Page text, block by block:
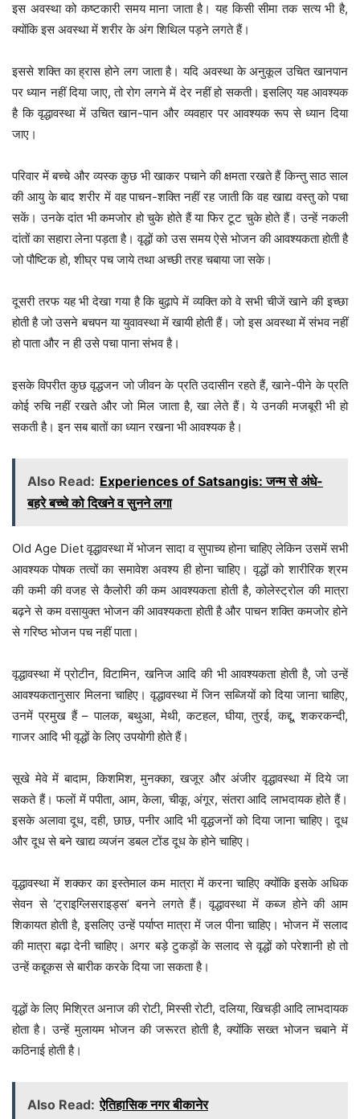
इस अवस्था को कष्टकारी समय माना जाता है। यह किसी सीमा तक सत्य भी है,
क्योंकि इस अवस्था में शरीर के अंग शिथिल पड़ने लगते हैं।
इससे शक्ति का ह्रास होने लग जाता है। यदि अवस्था के अनुकूल उचित खानपान
पर ध्यान नहीं दिया जाए, तो रोग लगने में देर नहीं हो सकती। इसलिए यह आवश्यक
है कि वृद्धावस्था में उचित खान-पान और व्यवहार पर आवश्यक रूप से ध्यान दिया
जाए।
परिवार में बच्चे और व्यस्क कुछ भी खाकर पचाने की क्षमता रखते हैं किन्तु साठ साल
की आयु के बाद शरीर में वह पाचन-शक्ति नहीं रह जाती कि वह खाद्य वस्तु को पचा
सकें। उनके दांत भी कमजोर हो चुके होते हैं या फिर टूट चुके होते हैं। उन्हें नकली
दांतों का सहारा लेना पड़ता है। वृद्धों को उस समय ऐसे भोजन की आवश्यकता होती है
जो पौष्टिक हो, शीघ्र पच जाये तथा अच्छी तरह चबाया जा सके।
दूसरी तरफ यह भी देखा गया है कि बुढ़ापे में व्यक्ति को वे सभी चीजें खाने की इच्छा
होती है जो उसने बचपन या युवावस्था में खायी होती हैं। जो इस अवस्था में संभव नहीं
हो पाता और न ही उसे पचा पाना संभव है।
इसके विपरीत कुछ वृद्धजन जो जीवन के प्रति उदासीन रहते हैं, खाने-पीने के प्रति
कोई रुचि नहीं रखते और जो मिल जाता है, खा लेते हैं। ये उनकी मजबूरी भी हो
सकती है। इन सब बातों का ध्यान रखना भी आवश्यक है।
Also Read: Experiences of Satsangis: जन्म से अंधे-
बहरे बच्चे को दिखने व सुनने लगा
Old Age Diet वृद्धावस्था में भोजन सादा व सुपाच्य होना चाहिए लेकिन उसमें सभी
आवश्यक पोषक तत्वों का समावेश अवश्य ही होना चाहिए। वृद्धों को शारीरिक श्रम
की कमी की वजह से कैलोरी की कम आवश्यकता होती है, कोलेस्ट्रोल की मात्रा
बढ़ने से कम वसायुक्त भोजन की आवश्यकता होती है और पाचन शक्ति कमजोर होने
से गरिष्ठ भोजन पच नहीं पाता।
वृद्धावस्था में प्रोटीन, विटामिन, खनिज आदि की भी आवश्यकता होती है, जो उन्हें
आवश्यकतानुसार मिलना चाहिए। वृद्धावस्था में जिन सब्जियों को दिया जाना चाहिए,
उनमें प्रमुख हैं – पालक, बथुआ, मेथी, कटहल, घीया, तुरई, कद्दू, शकरकन्दी,
गाजर आदि भी वृद्धों के लिए उपयोगी होते हैं।
सूखे मेवे में बादाम, किशमिश, मुनक्का, खजूर और अंजीर वृद्धावस्था में दिये जा
सकते हैं। फलों में पपीता, आम, केला, चीकू, अंगूर, संतरा आदि लाभदायक होते हैं।
इसके अलावा दूध, दही, छाछ, पनीर आदि भी वृद्धजनों को दिया जाना चाहिए। दूध
और दूध से बने खाद्य व्यजंन डबल टोंड दूध के होने चाहिए।
वृद्धावस्था में शक्कर का इस्तेमाल कम मात्रा में करना चाहिए क्योंकि इसके अधिक
सेवन से ‘ट्राइग्लिसराइड्स’ बनने लगते हैं। वृद्धावस्था में कब्ज होने की आम
शिकायत होती है, इसलिए उन्हें पर्याप्त मात्रा में जल पीना चाहिए। भोजन में सलाद
की मात्रा बढ़ा देनी चाहिए। अगर बड़े टुकड़ों के सलाद से वृद्धों को परेशानी हो तो
उन्हें कद्दूकस से बारीक करके दिया जा सकता है।
वृद्धों के लिए मिश्रित अनाज की रोटी, मिस्सी रोटी, दलिया, खिचड़ी आदि लाभदायक
होता है। उन्हें मुलायम भोजन की जरूरत होती है, क्योंकि सख्त भोजन चबाने में
कठिनाई होती है।
Also Read: ऐतिहासिक नगर बीकानेर